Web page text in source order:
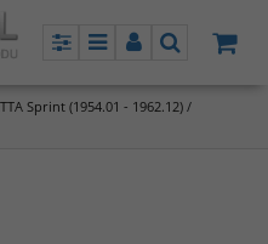
PanelMenuPanelSzukaj
Sprint (1954.01 - 1962.12) /